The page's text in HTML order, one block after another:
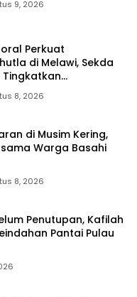
9, 2026
Perkuat
di Melawi, Sekda
8, 2026
di Musim Kering,
Warga Basahi
8, 2026
Penutupan, Kafilah
Pantai Pulau